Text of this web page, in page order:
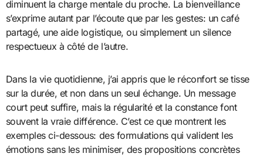
diminuent la charge mentale du proche. La bienveillance
s’exprime autant par l’écoute que par les gestes: un café
partagé, une aide logistique, ou simplement un silence
respectueux à côté de l’autre.
Dans la vie quotidienne, j’ai appris que le réconfort se tisse
sur la durée, et non dans un seul échange. Un message
court peut suffire, mais la régularité et la constance font
souvent la vraie différence. C’est ce que montrent les
exemples ci-dessous: des formulations qui valident les
émotions sans les minimiser, des propositions concrètes